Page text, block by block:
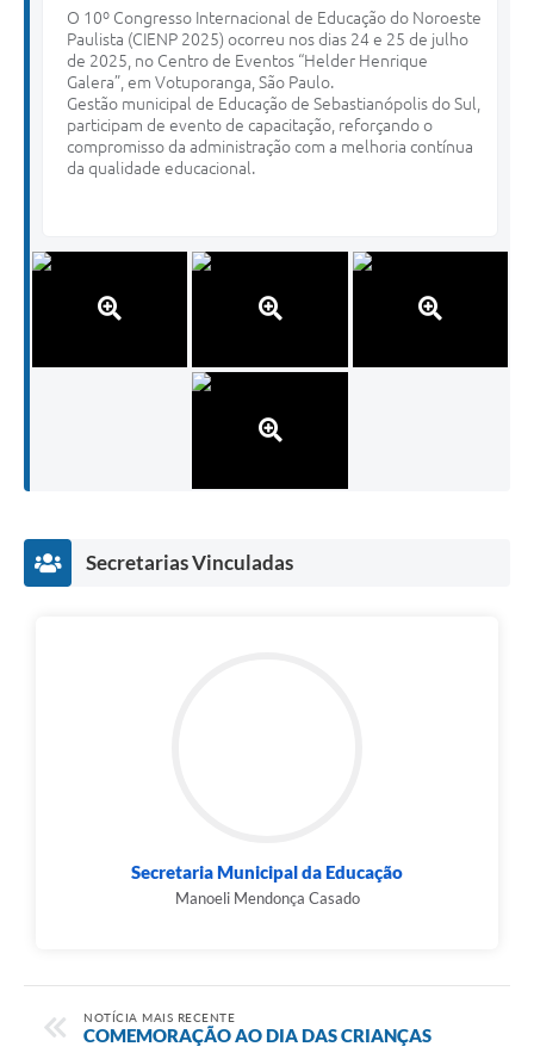
O 10º Congresso Internacional de Educação do Noroeste
Paulista (CIENP 2025) ocorreu nos dias 24 e 25 de julho
de 2025, no Centro de Eventos “Helder Henrique
Galera”, em Votuporanga, São Paulo.
Gestão municipal de Educação de Sebastianópolis do Sul,
participam de evento de capacitação, reforçando o
compromisso da administração com a melhoria contínua
da qualidade educacional.
Secretarias Vinculadas
Secretaria Municipal da Educação
Manoeli Mendonça Casado
NOTÍCIA MAIS RECENTE
COMEMORAÇÃO AO DIA DAS CRIANÇAS